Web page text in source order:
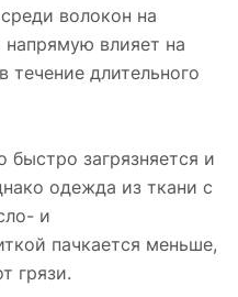
волокон на
влияет на
длительного
загрязняется и
одежда из ткани с
и
пачкается меньше,
грязи.